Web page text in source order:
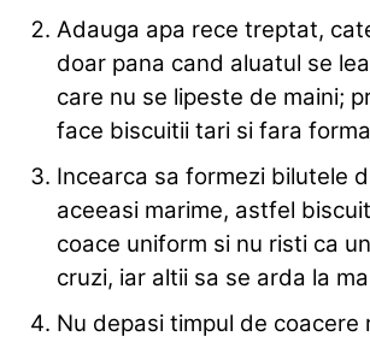
Adauga apa rece treptat,
doar pana cand aluatul se
care nu se lipeste de maini;
face biscuitii tari si fara
Incearca sa formezi bilutele
aceeasi marime, astfel
coace uniform si nu risti ca
cruzi, iar altii sa se arda la
Nu depasi timpul de coacere